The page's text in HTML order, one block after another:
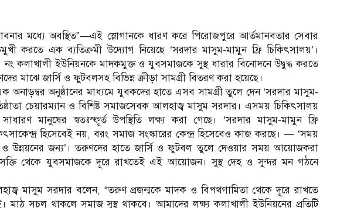
মধ্যে অবস্থিত”—এই স্লোগানকে ধারণ করে পিরোজপুরে আর্তমানবতার সেবার
করতে এক ব্যতিক্রমী উদ্যোগ নিয়েছে ‘সরদার মাসুম-মামুন ফ্রি চিকিৎসালয়’।
কলাখালী ইউনিয়নকে মাদকমুক্ত ও যুবসমাজকে সুস্থ ধারার বিনোদনে উদ্বুদ্ধ করতে
মাঝে জার্সি ও ফুটবলসহ বিভিন্ন ক্রীড়া সামগ্রী বিতরণ করা হয়েছে।
অনাড়ম্বর অনুষ্ঠানের মাধ্যমে যুবকদের হাতে এসব সামগ্রী তুলে দেন ‘সরদার মাসুম-
চেয়ারম্যান ও বিশিষ্ট সমাজসেবক আলহাজ্ব মাসুম সরদার। এসময় চিকিৎসালয়
সাধারণ মানুষের স্বতঃস্ফূর্ত উপস্থিতি লক্ষ্য করা গেছে। ‘সরদার মাসুম-মামুন ফ্রি
হিসেবেই নয়, বরং সমাজ সংস্কারের কেন্দ্র হিসেবেও কাজ করছে। — ‘সময়
উন্নয়নের জন্য’। তরুণদের হাতে জার্সি ও ফুটবল তুলে দেওয়ার সময় আয়োজকরা
থেকে যুবসমাজকে দূরে রাখতেই এই আয়োজন। সুস্থ দেহ ও সুন্দর মন গঠনে
মাসুম সরদার বলেন, “তরুণ প্রজন্মকে মাদক ও বিপথগামিতা থেকে দূরে রাখতে
সচল থাকলে সমাজ সুস্থ থাকবে। আমাদের লক্ষ্য কলাখালী ইউনিয়নের প্রতিটি